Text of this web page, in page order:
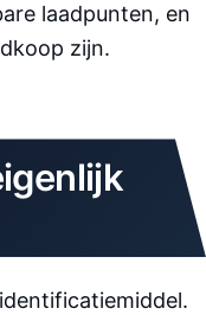
laadpunten, en
zijn.